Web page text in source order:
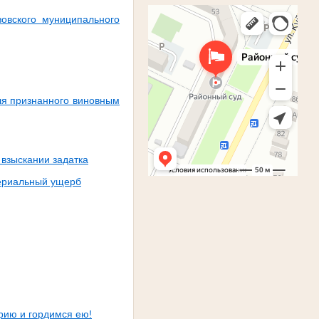
муниципального
признанного виновным
задатка
ущерб
и гордимся ею!